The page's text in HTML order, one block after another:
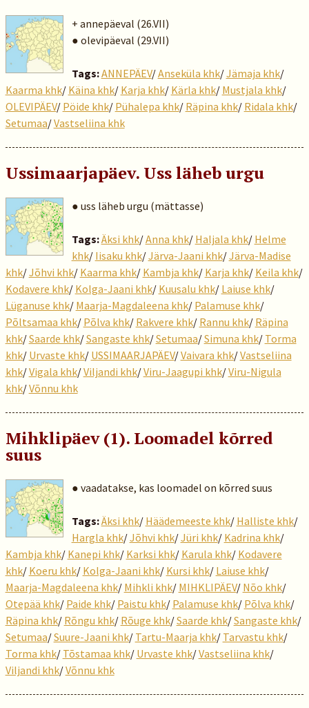
+ annepäeval (26.VII)
● olevipäeval (29.VII)
Tags:ANNEPÄEV/Anseküla khk/Jämaja khk/
Kaarma khk/ Käina khk/ Karja khk/ Kärla khk/ Mustjala khk/
OLEVIPÄEV/ Pöide khk/ Pühalepa khk/ Räpina khk/ Ridala khk/
Setumaa/Vastseliina khk
Ussimaarjapäev. Uss läheb urgu
● uss läheb urgu (mättasse)
Tags:Äksi khk/Anna khk/ Haljala khk/ Helme
khk/ Iisaku khk/Järva-Jaani khk/Järva-Madise
khk/Jõhvi khk/ Kaarma khk/ Kambja khk/ Karja khk/ Keila khk/
Kodavere khk/ Kolga-Jaani khk/ Kuusalu khk/ Laiuse khk/
Lüganuse khk/ Maarja-Magdaleena khk/ Palamuse khk/
Põltsamaa khk/ Põlva khk/ Rakvere khk/ Rannu khk/ Räpina
khk/Saarde khk/Sangaste khk/Setumaa/Simuna khk/ Torma
khk/ Urvaste khk/ USSIMAARJAPÄEV/Vaivara khk/Vastseliina
khk/Vigala khk/Viljandi khk/Viru-Jaagupi khk/Viru-Nigula
khk/Võnnu khk
Mihklipäev (1). Loomadel kõrred
suus
● vaadatakse, kas loomadel on kõrred suus
Tags:Äksi khk/ Häädemeeste khk/ Halliste khk/
Hargla khk/Jõhvi khk/Jüri khk/ Kadrina khk/
Kambja khk/ Kanepi khk/ Karksi khk/ Karula khk/ Kodavere
khk/ Koeru khk/ Kolga-Jaani khk/ Kursi khk/ Laiuse khk/
Maarja-Magdaleena khk/ Mihkli khk/ MIHKLIPÄEV/ Nõo khk/
Otepää khk/ Paide khk/ Paistu khk/ Palamuse khk/ Põlva khk/
Räpina khk/ Rõngu khk/ Rõuge khk/Saarde khk/Sangaste khk/
Setumaa/Suure-Jaani khk/ Tartu-Maarja khk/ Tarvastu khk/
Torma khk/ Tõstamaa khk/ Urvaste khk/Vastseliina khk/
Viljandi khk/Võnnu khk